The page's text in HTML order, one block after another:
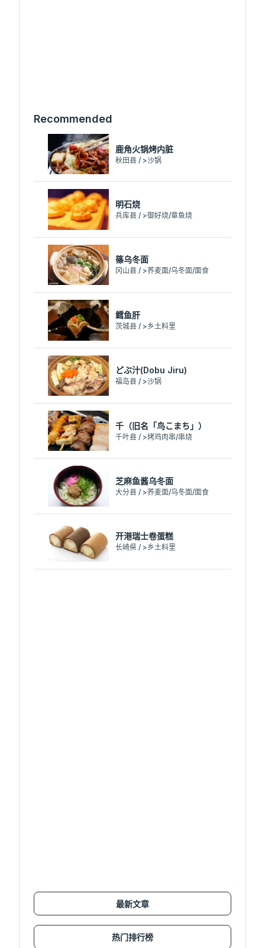
Recommended
鹿角火锅烤内脏
秋田县 / >沙锅
明石烧
兵库县 / >御好烧/章鱼烧
篠乌冬面
冈山县 / >荞麦面/乌冬面/面食
鳕鱼肝
茨城县 / >乡土料里
どぶ汁(Dobu Jiru)
福岛县 / >沙锅
千（旧名「鸟こまち」）
千叶县 / >烤鸡肉串/串烧
芝麻鱼酱乌冬面
大分县 / >荞麦面/乌冬面/面食
开港瑞士卷蛋糕
长崎県 / >乡土料里
最新文章
热门排行榜